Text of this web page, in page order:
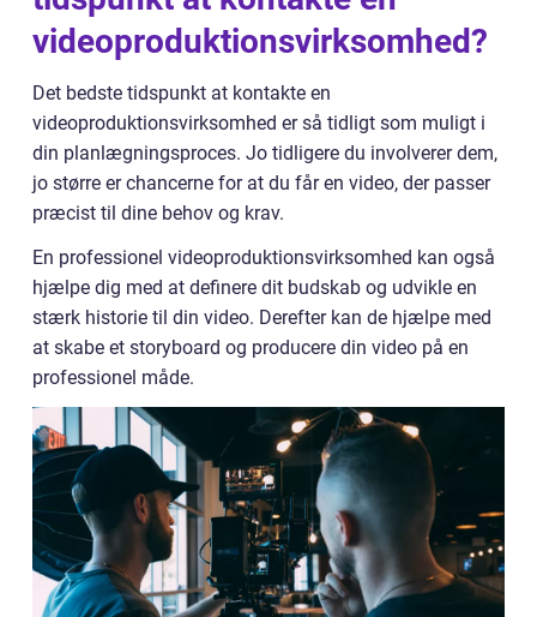
videoproduktionsvirksomhed?
Det bedste tidspunkt at kontakte en
videoproduktionsvirksomhed er så tidligt som muligt i
din planlægningsproces. Jo tidligere du involverer dem,
jo større er chancerne for at du får en video, der passer
præcist til dine behov og krav.
En professionel videoproduktionsvirksomhed kan også
hjælpe dig med at definere dit budskab og udvikle en
stærk historie til din video. Derefter kan de hjælpe med
at skabe et storyboard og producere din video på en
professionel måde.